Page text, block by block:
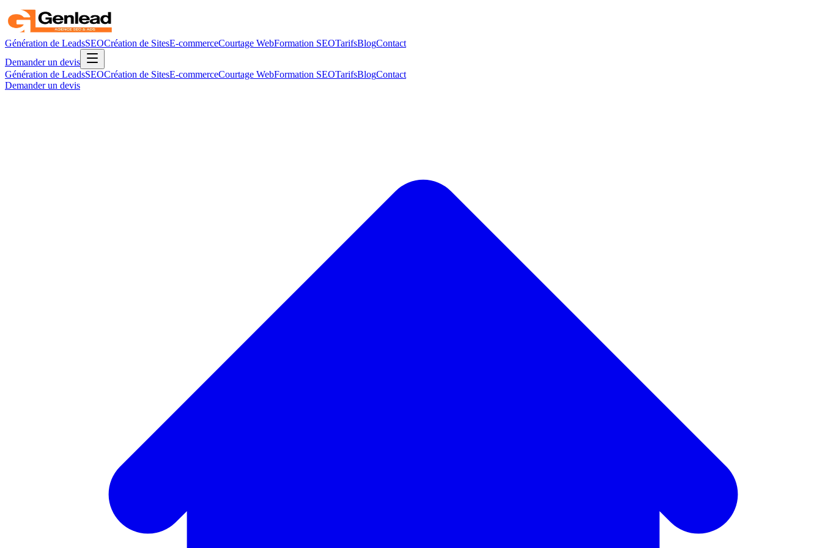
Génération de LeadsSEOCréation de SitesE-commerceCourtage WebFormation SEOTarifsBlogContact
Demander un devis
Génération de LeadsSEOCréation de SitesE-commerceCourtage WebFormation SEOTarifsBlogContact
Demander un devis